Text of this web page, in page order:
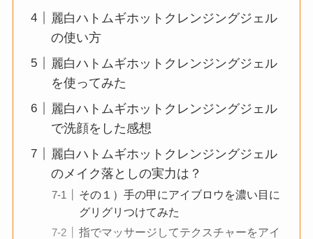
麗白ハトムギホットクレンジングジェル
の使い方
麗白ハトムギホットクレンジングジェル
を使ってみた
麗白ハトムギホットクレンジングジェル
で洗顔をした感想
麗白ハトムギホットクレンジングジェル
のメイク落としの実力は？
その１）手の甲にアイブロウを濃い目に
グリグリつけてみた
指でマッサージしてテクスチャーをアイ